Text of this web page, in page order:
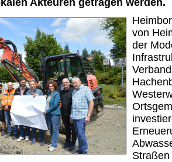
Akteuren getragen werden.
von
der